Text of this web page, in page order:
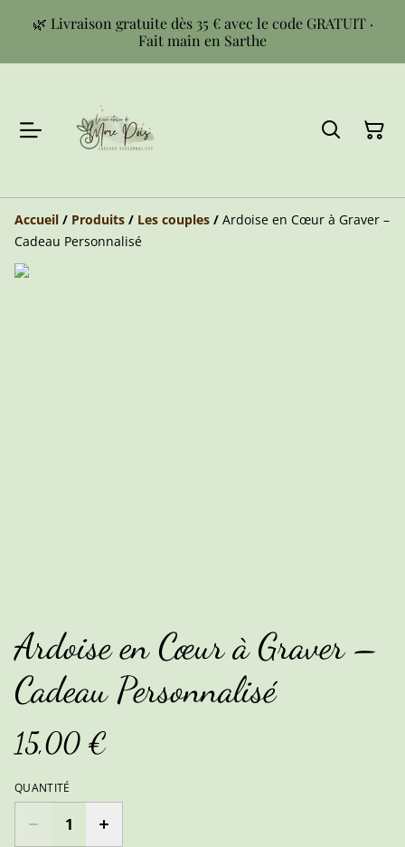
🌿 Livraison gratuite dès 35 € avec le code GRATUIT ·
Fait main en Sarthe
Accueil / Produits / Les couples / Ardoise en Cœur à Graver –
Cadeau Personnalisé
Ardoise en Cœur à Graver –
Cadeau Personnalisé
15,00 €
QUANTITÉ